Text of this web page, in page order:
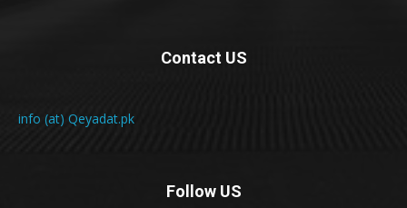
Contact US
info (at) Qeyadat.pk
Follow US